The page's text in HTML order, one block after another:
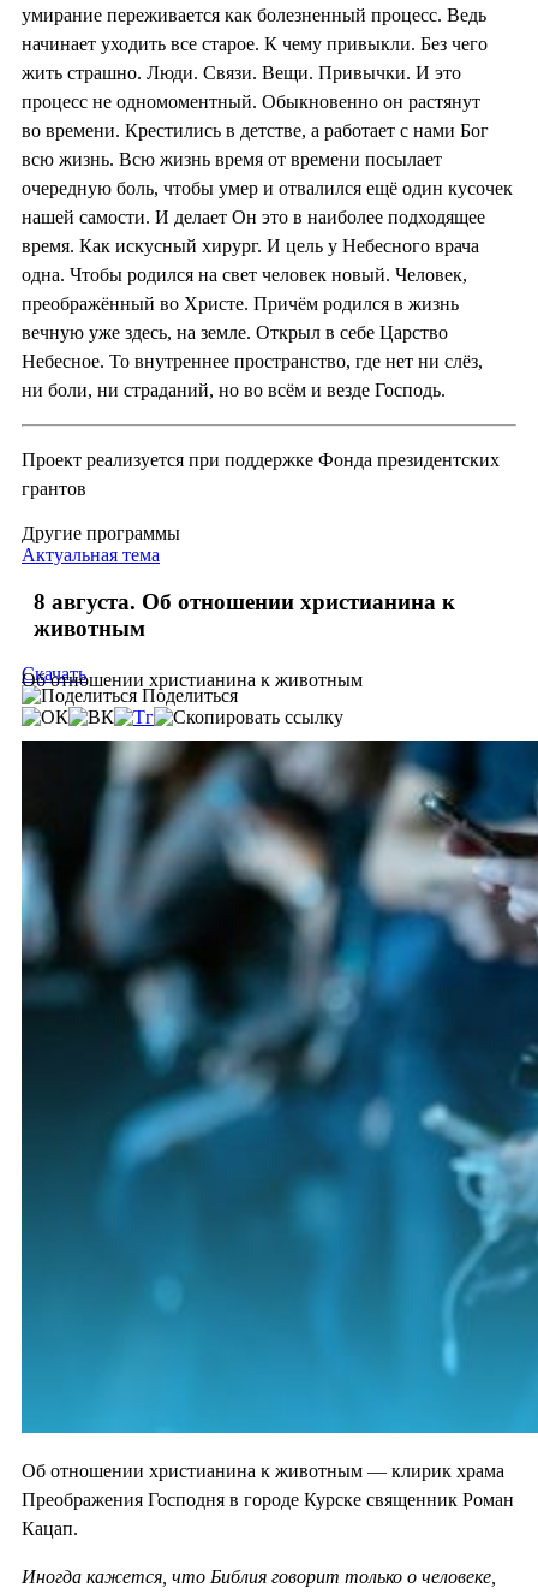
умирание переживается как болезненный процесс. Ведь
начинает уходить все старое. К чему привыкли. Без чего
жить страшно. Люди. Связи. Вещи. Привычки. И это
процесс не одномоментный. Обыкновенно он растянут
во времени. Крестились в детстве, а работает с нами Бог
всю жизнь. Всю жизнь время от времени посылает
очередную боль, чтобы умер и отвалился ещё один кусочек
нашей самости. И делает Он это в наиболее подходящее
время. Как искусный хирург. И цель у Небесного врача
одна. Чтобы родился на свет человек новый. Человек,
преображённый во Христе. Причём родился в жизнь
вечную уже здесь, на земле. Открыл в себе Царство
Небесное. То внутреннее пространство, где нет ни слёз,
ни боли, ни страданий, но во всём и везде Господь.
Проект реализуется при поддержке Фонда президентских
грантов
Другие программы
Актуальная тема
8 августа. Об отношении христианина к
животным
Об отношении христианина к животным
Скачать
Поделиться
Об отношении христианина к животным — клирик храма
Преображения Господня в городе Курске священник Роман
Кацап.
Иногда кажется, что Библия говорит только о человеке,